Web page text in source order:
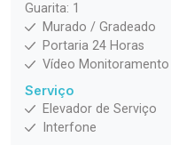
Guarita: 1
Murado / Gradeado
Portaria 24 Horas
Vídeo Monitoramento
Serviço
Elevador de Serviço
Interfone